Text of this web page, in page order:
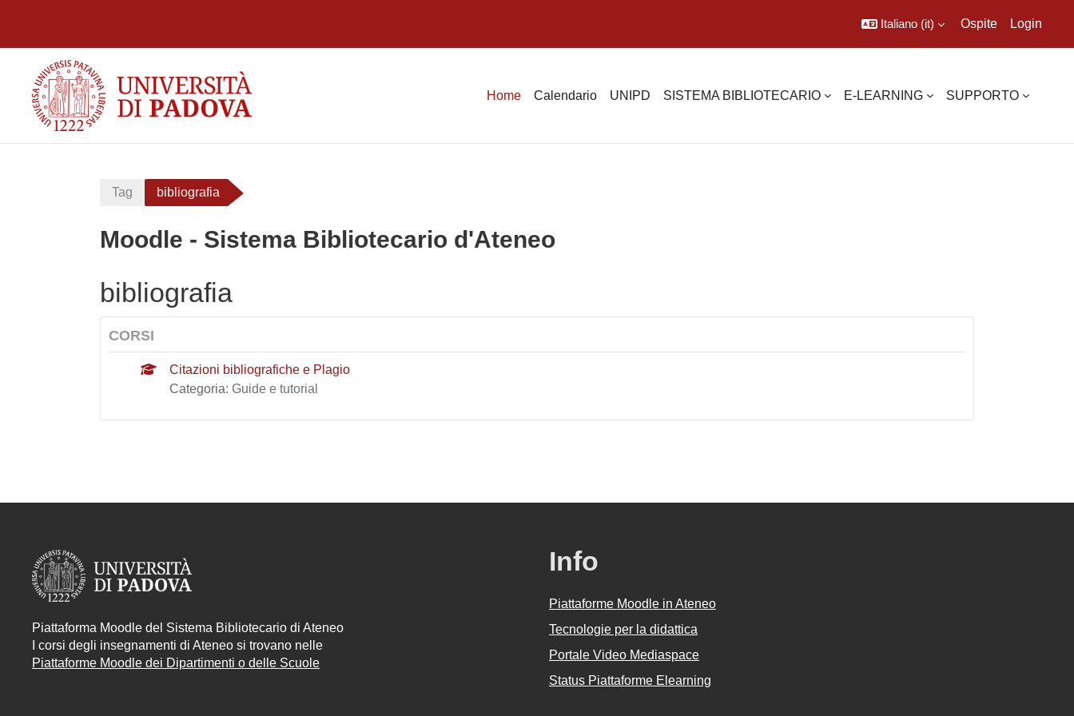
Italiano ‎(it)‎ Ospite Login
Home Calendario UNIPD SISTEMA BIBLIOTECARIO E-LEARNING SUPPORTO
Tag bibliografia
Moodle - Sistema Bibliotecario d'Ateneo
bibliografia
CORSI
Citazioni bibliografiche e Plagio
Categoria: Guide e tutorial
Piattaforma Moodle del Sistema Bibliotecario di Ateneo
I corsi degli insegnamenti di Ateneo si trovano nelle
Piattaforme Moodle dei Dipartimenti o delle Scuole
Info
Piattaforme Moodle in Ateneo
Tecnologie per la didattica
Portale Video Mediaspace
Status Piattaforme Elearning